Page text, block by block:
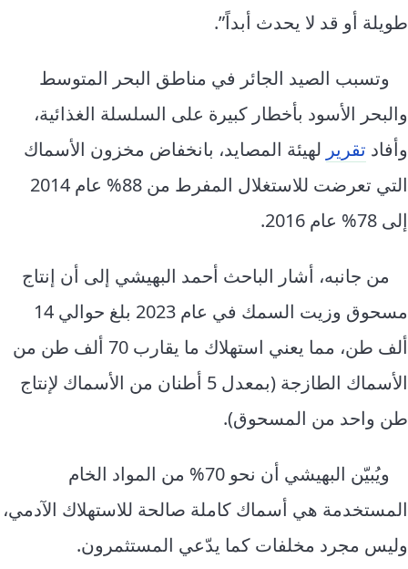
طويلة أو قد لا يحدث أبداً”.
وتسبب الصيد الجائر في مناطق البحر المتوسط
والبحر الأسود بأخطار كبيرة على السلسلة الغذائية،
وأفاد تقرير لهيئة المصايد، بانخفاض مخزون الأسماك
التي تعرضت للاستغلال المفرط من 88% عام 2014
إلى 78% عام 2016.
من جانبه، أشار الباحث أحمد البهيشي إلى أن إنتاج
مسحوق وزيت السمك في عام 2023 بلغ حوالي 14
ألف طن، مما يعني استهلاك ما يقارب 70 ألف طن من
الأسماك الطازجة (بمعدل 5 أطنان من الأسماك لإنتاج
طن واحد من المسحوق).
ويُبيّن البهيشي أن نحو 70% من المواد الخام
المستخدمة هي أسماك كاملة صالحة للاستهلاك الآدمي،
وليس مجرد مخلفات كما يدّعي المستثمرون.